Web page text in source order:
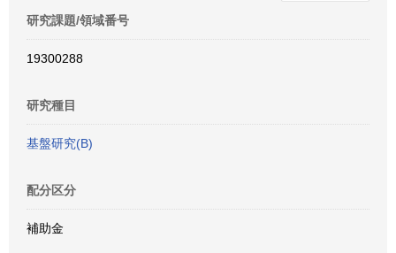
研究課題/領域番号
19300288
研究種目
基盤研究(B)
配分区分
補助金